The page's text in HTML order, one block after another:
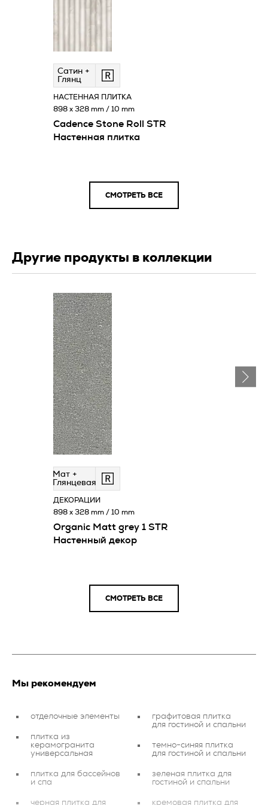
Сатин +
Глянц
Cadence Stone Roll STR
Настенная плитка
НАСТЕННАЯ ПЛИТКА
898 x 328 mm / 10 mm
СМОТРЕТЬ ВСЕ
Другие продукты в коллекции
Мат +
Глянцевая
Organic Matt grey 1 STR
Настенный декор
ДЕКОРАЦИИ
898 x 328 mm / 10 mm
СМОТРЕТЬ ВСЕ
Мы рекомендуем
отделочные элементы
плитка из
керамогранита
универсальная
плитка для бассейнов
и спа
черная плитка для
графитовая плитка
для гостиной и спальни
темно-синяя плитка
для гостиной и спальни
зеленая плитка для
гостиной и спальни
кремовая плитка для